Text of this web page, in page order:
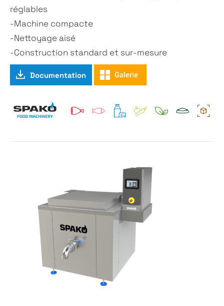
réglables
-Machine compacte
-Nettoyage aisé
-Construction standard et sur-mesure
Documentation Galerie